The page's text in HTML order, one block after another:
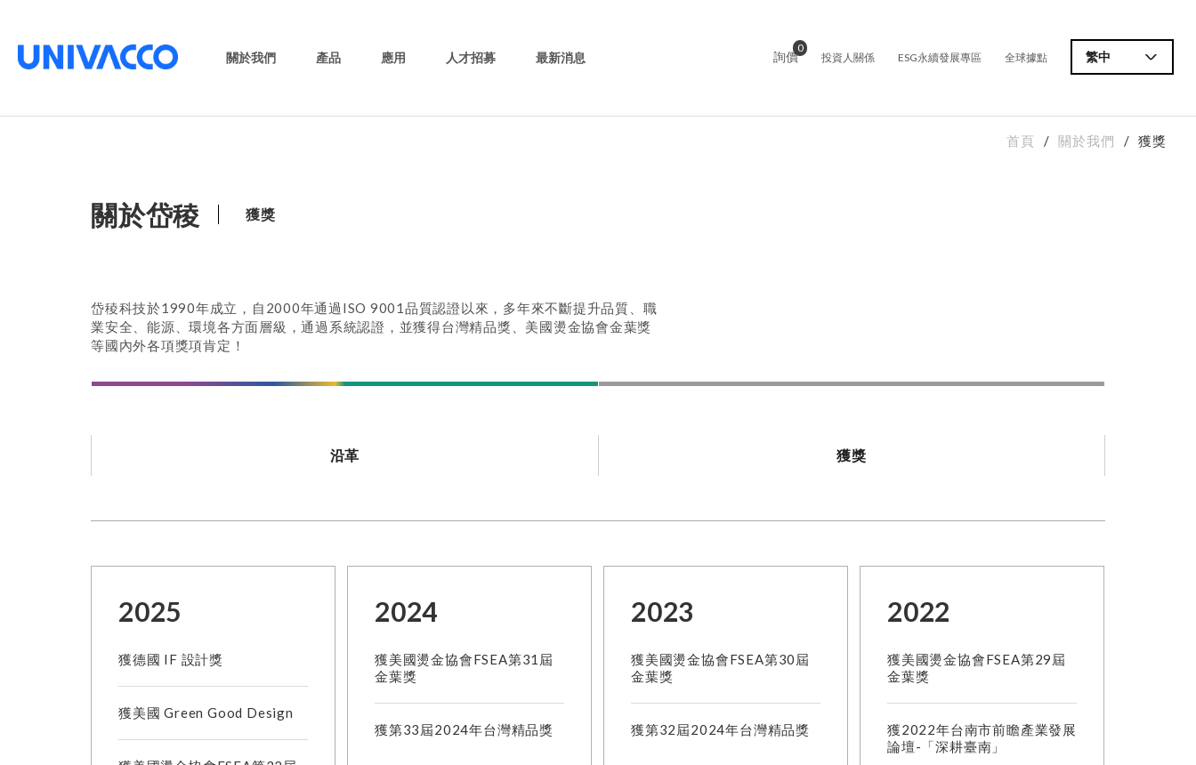
關於我們 產品 應用 人才招募 最新消息 詢價
0
投資人關係 ESG永續發展專區 全球據點 繁中
首頁 關於我們 獲獎
關於岱稜 獲獎
岱稜科技於1990年成立，自2000年通過ISO 9001品質認證以來，多年來不斷提升品質、職
業安全、能源、環境各方面層級，通過系統認證，並獲得台灣精品獎、美國燙金協會金葉獎
等國內外各項獎項肯定！
沿革 獲獎
2025
獲德國 IF 設計獎
獲美國 Green Good Design
2024
獲美國燙金協會FSEA第31屆
金葉獎
獲第33屆2024年台灣精品獎
2023
獲美國燙金協會FSEA第30屆
金葉獎
獲第32屆2024年台灣精品獎
2022
獲美國燙金協會FSEA第29屆
金葉獎
獲2022年台南市前瞻產業發展
論壇-「深耕臺南」